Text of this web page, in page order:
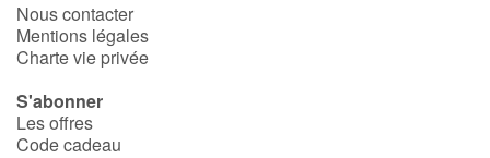
Nous contacter
Mentions légales
Charte vie privée
S'abonner
Les offres
Code cadeau